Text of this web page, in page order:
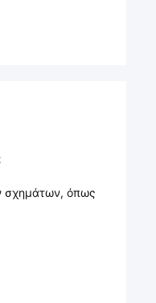
σχημάτων, όπως